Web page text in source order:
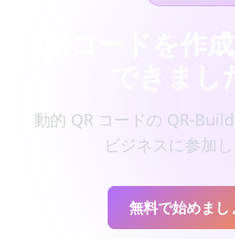
動的 QR コードの QR-
ビジネスに参加
無料で始めまし